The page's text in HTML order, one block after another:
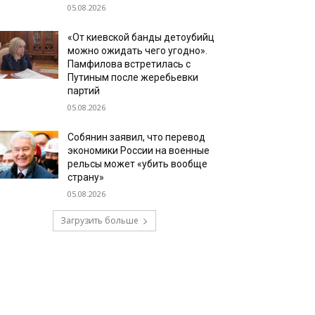
05.08.2026
«От киевской банды детоубийц
можно ожидать чего угодно».
Памфилова встретилась с
Путиным после жеребьевки
партий
05.08.2026
Собянин заявил, что перевод
экономики России на военные
рельсы может «убить вообще
страну»
05.08.2026
Загрузить больше